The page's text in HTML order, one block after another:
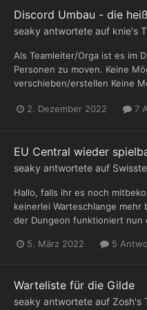
Discord Umbau - die
seaky antwortete auf knie's
Als Teamleiter/Orga ist es im
Personen zu moven. Keine
verschieben/erstellen Keine
2. Dezember 2022 7
EU Central wieder
seaky antwortete auf
Hallo, falls ihr es noch
keinerlei Warteschlange mehr
der Dungeon funktioniert nun
5. März 2022 5
Warteliste für die Gilde
seaky antwortete auf Zosh's